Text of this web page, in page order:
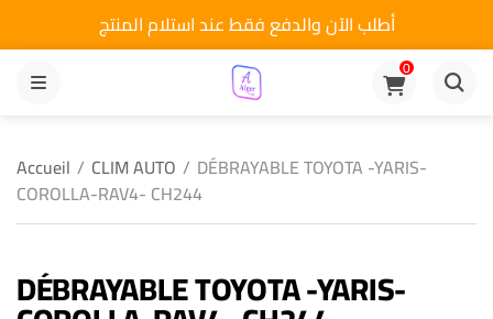
أطلب الآن والدفع فقط عند استلام المنتج
MENU
0
Accueil / CLIM AUTO / DÉBRAYABLE TOYOTA -YARIS-
COROLLA-RAV4- CH244
DÉBRAYABLE TOYOTA -YARIS-